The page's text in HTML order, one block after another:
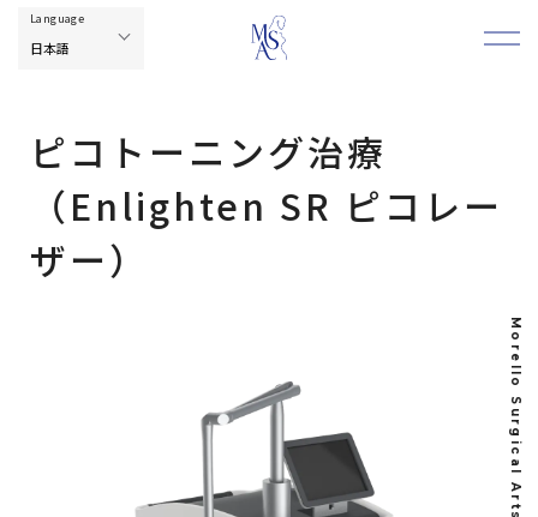
Morello Surgical Arts
ピコトーニング治療
（Enlighten SR ピコレー
ザー）